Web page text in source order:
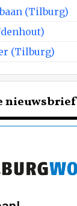
(Tilburg)
(Tilburg)
nieuwsbrief